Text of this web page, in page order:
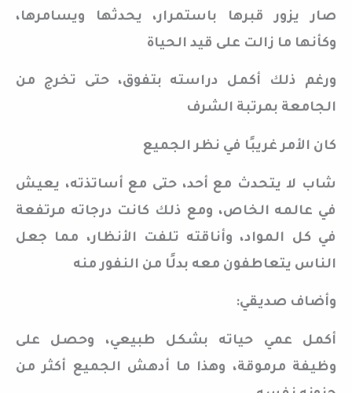
صار يزور قبرها باستمرار، يحدثها ويسامرها،
وكأنها ما زالت على قيد الحياة
ورغم ذلك أكمل دراسته بتفوق، حتى تخرج من
الجامعة بمرتبة الشرف
كان الأمر غريبًا في نظر الجميع
شاب لا يتحدث مع أحد، حتى مع أساتذته، يعيش
في عالمه الخاص، ومع ذلك كانت درجاته مرتفعة
في كل المواد، وأناقته تلفت الأنظار، مما جعل
الناس يتعاطفون معه بدلًا من النفور منه
وأضاف صديقي:
أكمل عمي حياته بشكل طبيعي، وحصل على
وظيفة مرموقة، وهذا ما أدهش الجميع أكثر من